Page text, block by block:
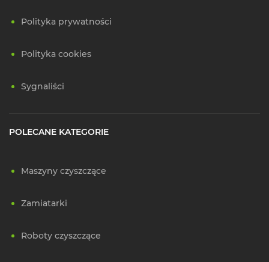
Polityka prywatności
Polityka cookies
Sygnaliści
POLECANE KATEGORIE
Maszyny czyszczące
Zamiatarki
Roboty czyszczące